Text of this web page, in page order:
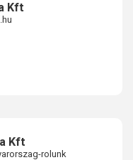
Kft
Kft
rolunk